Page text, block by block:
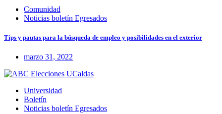
Comunidad
Noticias boletín Egresados
Tips y pautas para la búsqueda de empleo y posibilidades en el exterior
marzo 31, 2022
Universidad
Boletín
Noticias boletín Egresados